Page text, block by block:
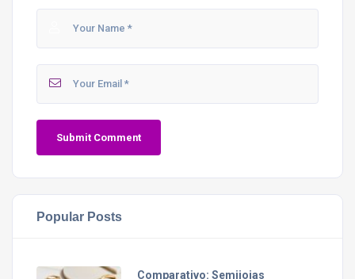
Popular Posts
Comparativo: Semijoias